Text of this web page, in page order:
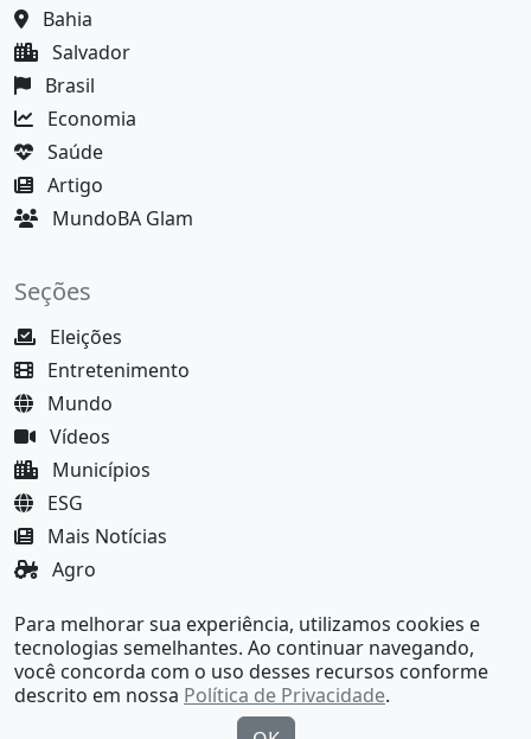
Bahia
Salvador
Brasil
Economia
Saúde
Artigo
MundoBA Glam
Seções
Eleições
Entretenimento
Mundo
Vídeos
Municípios
ESG
Mais Notícias
Agro
MundoBA Black
Para melhorar sua experiência, utilizamos cookies e
tecnologias semelhantes. Ao continuar navegando,
você concorda com o uso desses recursos conforme
descrito em nossa Política de Privacidade.